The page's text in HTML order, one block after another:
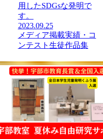
用したSDGsな発明で
す。
2023.09.25
メディア掲載実績・コ
ンテスト 生徒作品集